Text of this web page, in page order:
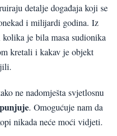
detalje događaja koji se
i milijardi godina. Iz
je bila masa sudionika
kretali i kakav je objekt
ne nadomješta svjetlosnu
. Omogućuje nam da
nikada neće moći vidjeti.